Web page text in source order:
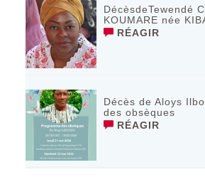
DécèsdeTewendé
KOUMARE née
RÉAGIR
Décès de Aloys
des obsèques
RÉAGIR